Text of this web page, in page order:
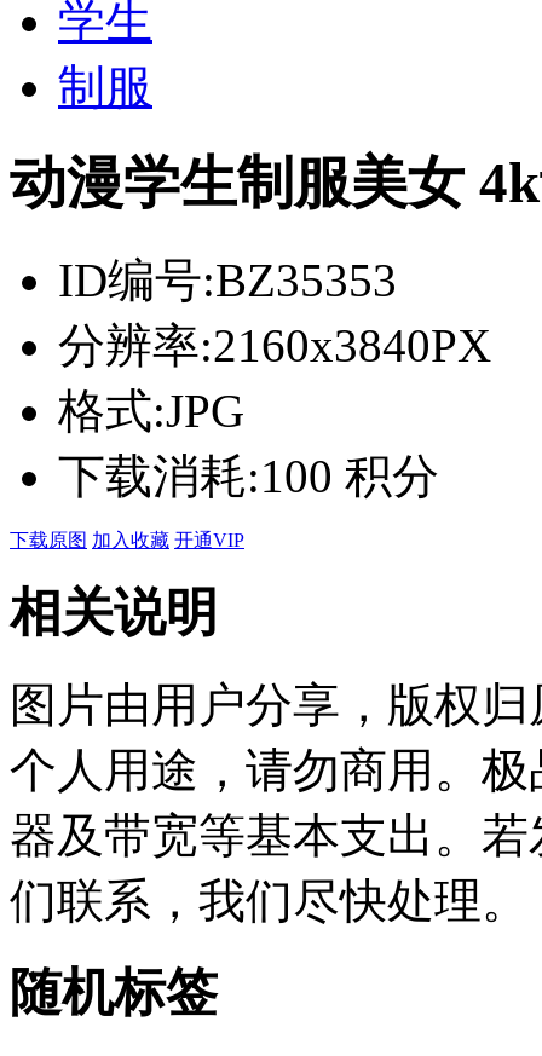
学生
制服
动漫学生制服美女
ID编号:BZ35353
分辨率:2160x3840PX
格式:JPG
下载消耗:100 积分
下载原图 加入收藏 开通VIP
相关说明
图片由用户分享，版权
个人用途，请勿商用。
器及带宽等基本支出。
们联系，我们尽快处理。
随机标签